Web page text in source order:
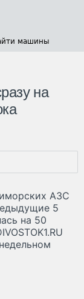
машины
на
АЗС
5
на 50